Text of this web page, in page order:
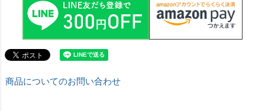
商品についてのお問い合わせ